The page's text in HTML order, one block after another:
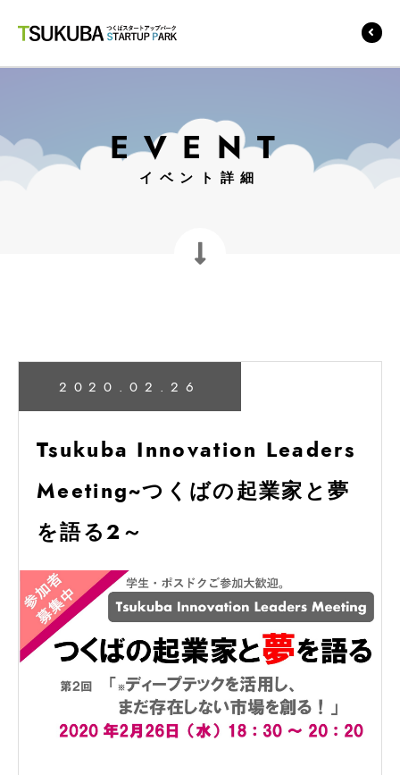
EVENT
イベント詳細
2020.02.26
Tsukuba Innovation Leaders
Meeting~つくばの起業家と夢
を語る2～